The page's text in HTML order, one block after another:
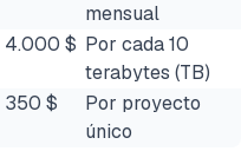
mensual
4.000 $ Por cada 10
terabytes (TB)
350 $
Por proyecto
único